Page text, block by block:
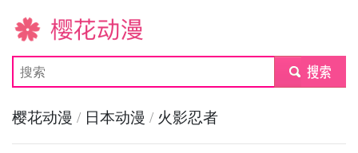
樱花动漫
submit
樱花动漫 / 日本动漫 / 火影忍者